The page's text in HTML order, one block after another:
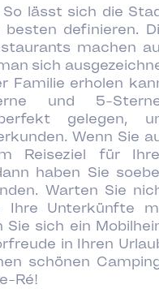
lässt sich die
definieren.
machen
sich
Familie erholen
und 5-
gelegen,
Wenn Sie
Reiseziel für
haben Sie
Warten Sie
Ihre Unterkünfte
Sie sich ein
in Ihren
schönen
Ré!